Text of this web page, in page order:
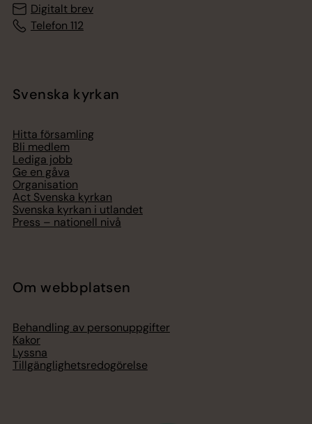
Digitalt brev
Telefon 112
Svenska kyrkan
Hitta församling
Bli medlem
Lediga jobb
Ge en gåva
Organisation
Act Svenska kyrkan
Svenska kyrkan i utlandet
Press – nationell nivå
Om webbplatsen
Behandling av personuppgifter
Kakor
Lyssna
Tillgänglighetsredogörelse